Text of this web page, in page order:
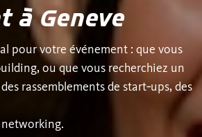
à Geneve
pour votre événement : que vous
ou que vous recherchiez un
rassemblements de start‑ups, des